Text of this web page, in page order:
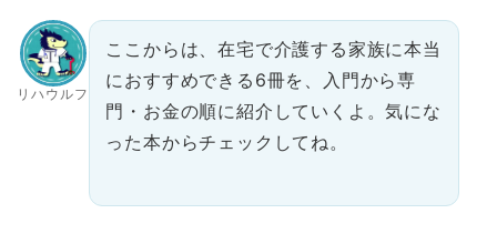
リハウルフ
ここからは、在宅で介護する家族に本当
におすすめできる6冊を、入門から専
門・お金の順に紹介していくよ。気にな
った本からチェックしてね。